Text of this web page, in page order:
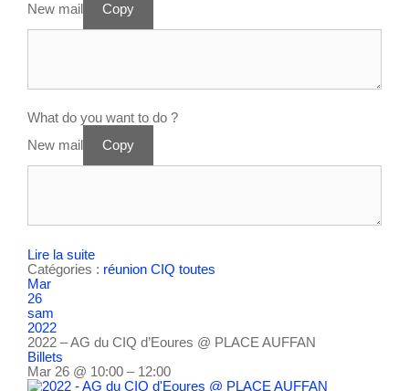
New mail
Copy
What do you want to do ?
New mail
Copy
Lire la suite
Catégories : réunion CIQ toutes
Mar
26
sam
2022
2022 – AG du CIQ d’Eoures @ PLACE AUFFAN
Billets
Mar 26 @ 10:00 – 12:00